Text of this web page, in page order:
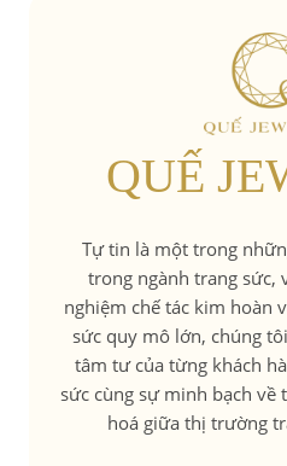
QUẾ
Tự tin là một trong
trong ngành trang sức,
nghiệm chế tác kim hoàn
sức quy mô lớn, chúng
tâm tư của từng khách
sức cùng sự minh bạch về
hoá giữa thị trường